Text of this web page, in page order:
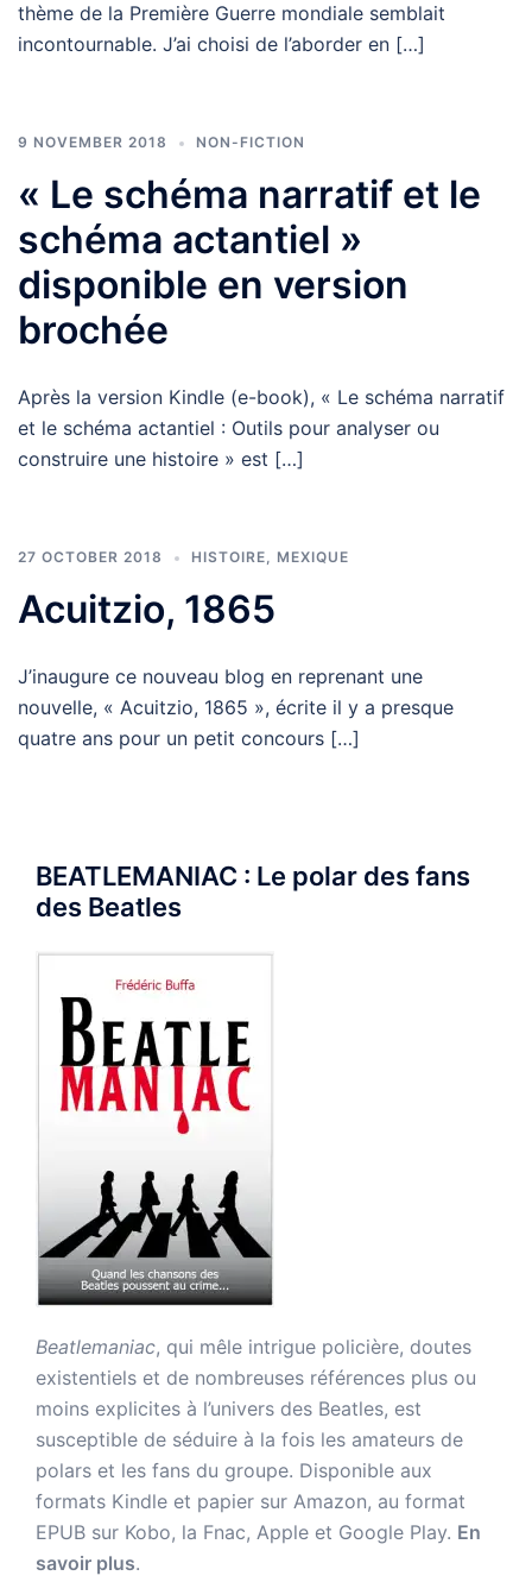
thème de la Première Guerre mondiale semblait
incontournable. J’ai choisi de l’aborder en […]
9 NOVEMBER 2018 NON-FICTION
« Le schéma narratif et le
schéma actantiel »
disponible en version
brochée
Après la version Kindle (e-book), « Le schéma narratif
et le schéma actantiel : Outils pour analyser ou
construire une histoire » est […]
27 OCTOBER 2018 HISTOIRE, MEXIQUE
Acuitzio, 1865
J’inaugure ce nouveau blog en reprenant une
nouvelle, « Acuitzio, 1865 », écrite il y a presque
quatre ans pour un petit concours […]
BEATLEMANIAC : Le polar des fans
des Beatles
Beatlemaniac, qui mêle intrigue policière, doutes
existentiels et de nombreuses références plus ou
moins explicites à l’univers des Beatles, est
susceptible de séduire à la fois les amateurs de
polars et les fans du groupe. Disponible aux
formats Kindle et papier sur Amazon, au format
EPUB sur Kobo, la Fnac, Apple et Google Play. En
savoir plus.